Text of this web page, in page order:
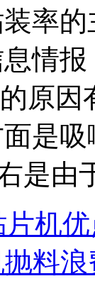
率
情
原
是
是由
片机
料